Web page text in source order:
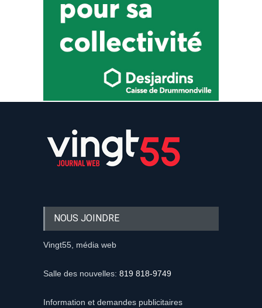
NOUS JOINDRE
Vingt55, média web
Salle des nouvelles: 819 818-9749
Information et demandes publicitaires